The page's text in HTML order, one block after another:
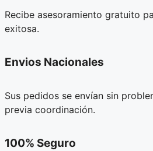
Recibe asesoramiento gratuito
exitosa.
Envios Nacionales
Sus pedidos se envían sin
previa coordinación.
100% Seguro